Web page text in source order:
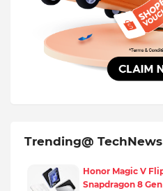
Trending@ TechNews
Honor Magic V
Snapdragon 8